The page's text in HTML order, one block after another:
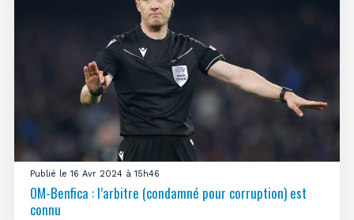
Publié le 16 Avr 2024 à 15h46
OM-Benfica : l’arbitre (condamné pour corruption) est
connu